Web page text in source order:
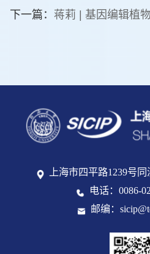
下一篇： 蒋莉 | 基因编辑植
上海市四平路1239号
电话：0086-
邮编：